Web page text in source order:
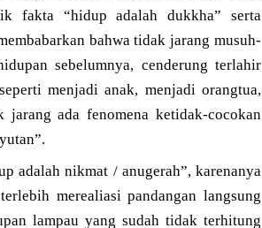
fakta “hidup adalah dukkha” serta
bahwa tidak jarang musuh-
sebelumnya, cenderung terlahir
menjadi anak, menjadi orangtua,
jarang ada fenomena ketidak-cocokan
adalah nikmat / anugerah”, karenanya
merealiasi pandangan langsung
lampau yang sudah tidak terhitung